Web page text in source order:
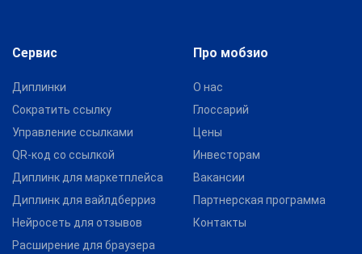
Сервис
Диплинки
Сократить ссылку
Управление ссылками
QR-код со ссылкой
Диплинк для маркетплейса
Диплинк для вайлдберриз
Нейросеть для отзывов
Расширение для браузера
Про мобзио
О нас
Глоссарий
Цены
Инвесторам
Вакансии
Партнерская программа
Контакты